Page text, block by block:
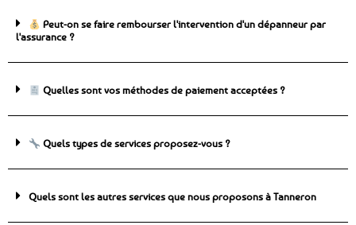
Peut-on se faire rembourser l'intervention d'un dépanneur par
l'assurance ?
Quelles sont vos méthodes de paiement acceptées ?
Quels types de services proposez-vous ?
Quels sont les autres services que nous proposons à Tanneron